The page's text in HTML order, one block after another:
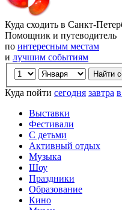
Куда сходить в Санкт-
Помощник и путеводитель
по интересным местам
и лучшим событиям
Куда пойти сегодня завтра
Выставки
Фестивали
С детьми
Активный отдых
Музыка
Шоу
Праздники
Образование
Кино